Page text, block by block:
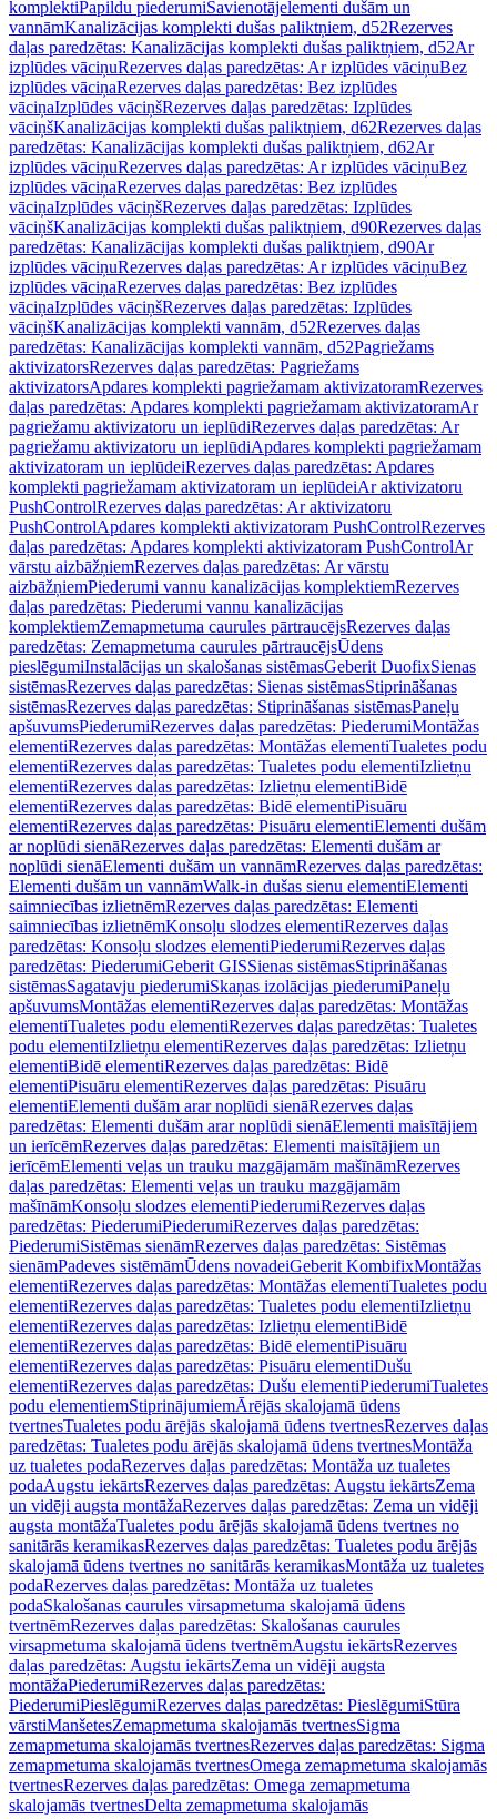
komplektiPapildu piederumiSavienotājelementi dušām un
vannāmKanalizācijas komplekti dušas paliktņiem, d52Rezerves
daļas paredzētas: Kanalizācijas komplekti dušas paliktņiem, d52Ar
izplūdes vāciņuRezerves daļas paredzētas: Ar izplūdes vāciņuBez
izplūdes vāciņaRezerves daļas paredzētas: Bez izplūdes
vāciņaIzplūdes vāciņšRezerves daļas paredzētas: Izplūdes
vāciņšKanalizācijas komplekti dušas paliktņiem, d62Rezerves daļas
paredzētas: Kanalizācijas komplekti dušas paliktņiem, d62Ar
izplūdes vāciņuRezerves daļas paredzētas: Ar izplūdes vāciņuBez
izplūdes vāciņaRezerves daļas paredzētas: Bez izplūdes
vāciņaIzplūdes vāciņšRezerves daļas paredzētas: Izplūdes
vāciņšKanalizācijas komplekti dušas paliktņiem, d90Rezerves daļas
paredzētas: Kanalizācijas komplekti dušas paliktņiem, d90Ar
izplūdes vāciņuRezerves daļas paredzētas: Ar izplūdes vāciņuBez
izplūdes vāciņaRezerves daļas paredzētas: Bez izplūdes
vāciņaIzplūdes vāciņšRezerves daļas paredzētas: Izplūdes
vāciņšKanalizācijas komplekti vannām, d52Rezerves daļas
paredzētas: Kanalizācijas komplekti vannām, d52Pagriežams
aktivizatorsRezerves daļas paredzētas: Pagriežams
aktivizatorsApdares komplekti pagriežamam aktivizatoramRezerves
daļas paredzētas: Apdares komplekti pagriežamam aktivizatoramAr
pagriežamu aktivizatoru un ieplūdiRezerves daļas paredzētas: Ar
pagriežamu aktivizatoru un ieplūdiApdares komplekti pagriežamam
aktivizatoram un ieplūdeiRezerves daļas paredzētas: Apdares
komplekti pagriežamam aktivizatoram un ieplūdeiAr aktivizatoru
PushControlRezerves daļas paredzētas: Ar aktivizatoru
PushControlApdares komplekti aktivizatoram PushControlRezerves
daļas paredzētas: Apdares komplekti aktivizatoram PushControlAr
vārstu aizbāžņiemRezerves daļas paredzētas: Ar vārstu
aizbāžņiemPiederumi vannu kanalizācijas komplektiemRezerves
daļas paredzētas: Piederumi vannu kanalizācijas
komplektiemZemapmetuma caurules pārtraucējsRezerves daļas
paredzētas: Zemapmetuma caurules pārtraucējsŪdens
pieslēgumiInstalācijas un skalošanas sistēmasGeberit DuofixSienas
sistēmasRezerves daļas paredzētas: Sienas sistēmasStiprināšanas
sistēmasRezerves daļas paredzētas: Stiprināšanas sistēmasPaneļu
apšuvumsPiederumiRezerves daļas paredzētas: PiederumiMontāžas
elementiRezerves daļas paredzētas: Montāžas elementiTualetes podu
elementiRezerves daļas paredzētas: Tualetes podu elementiIzlietņu
elementiRezerves daļas paredzētas: Izlietņu elementiBidē
elementiRezerves daļas paredzētas: Bidē elementiPisuāru
elementiRezerves daļas paredzētas: Pisuāru elementiElementi dušām
ar noplūdi sienāRezerves daļas paredzētas: Elementi dušām ar
noplūdi sienāElementi dušām un vannāmRezerves daļas paredzētas:
Elementi dušām un vannāmWalk-in dušas sienu elementiElementi
saimniecības izlietnēmRezerves daļas paredzētas: Elementi
saimniecības izlietnēmKonsoļu slodzes elementiRezerves daļas
paredzētas: Konsoļu slodzes elementiPiederumiRezerves daļas
paredzētas: PiederumiGeberit GISSienas sistēmasStiprināšanas
sistēmasSagatavju piederumiSkaņas izolācijas piederumiPaneļu
apšuvumsMontāžas elementiRezerves daļas paredzētas: Montāžas
elementiTualetes podu elementiRezerves daļas paredzētas: Tualetes
podu elementiIzlietņu elementiRezerves daļas paredzētas: Izlietņu
elementiBidē elementiRezerves daļas paredzētas: Bidē
elementiPisuāru elementiRezerves daļas paredzētas: Pisuāru
elementiElementi dušām arar noplūdi sienāRezerves daļas
paredzētas: Elementi dušām arar noplūdi sienāElementi maisītājiem
un ierīcēmRezerves daļas paredzētas: Elementi maisītājiem un
ierīcēmElementi veļas un trauku mazgājamām mašīnāmRezerves
daļas paredzētas: Elementi veļas un trauku mazgājamām
mašīnāmKonsoļu slodzes elementiPiederumiRezerves daļas
paredzētas: PiederumiPiederumiRezerves daļas paredzētas:
PiederumiSistēmas sienāmRezerves daļas paredzētas: Sistēmas
sienāmPadeves sistēmāmŪdens novadeiGeberit KombifixMontāžas
elementiRezerves daļas paredzētas: Montāžas elementiTualetes podu
elementiRezerves daļas paredzētas: Tualetes podu elementiIzlietņu
elementiRezerves daļas paredzētas: Izlietņu elementiBidē
elementiRezerves daļas paredzētas: Bidē elementiPisuāru
elementiRezerves daļas paredzētas: Pisuāru elementiDušu
elementiRezerves daļas paredzētas: Dušu elementiPiederumiTualetes
podu elementiemStiprinājumiemĀrējās skalojamā ūdens
tvertnesTualetes podu ārējās skalojamā ūdens tvertnesRezerves daļas
paredzētas: Tualetes podu ārējās skalojamā ūdens tvertnesMontāža
uz tualetes podaRezerves daļas paredzētas: Montāža uz tualetes
podaAugstu iekārtsRezerves daļas paredzētas: Augstu iekārtsZema
un vidēji augsta montāžaRezerves daļas paredzētas: Zema un vidēji
augsta montāžaTualetes podu ārējās skalojamā ūdens tvertnes no
sanitārās keramikasRezerves daļas paredzētas: Tualetes podu ārējās
skalojamā ūdens tvertnes no sanitārās keramikasMontāža uz tualetes
podaRezerves daļas paredzētas: Montāža uz tualetes
podaSkalošanas caurules virsapmetuma skalojamā ūdens
tvertnēmRezerves daļas paredzētas: Skalošanas caurules
virsapmetuma skalojamā ūdens tvertnēmAugstu iekārtsRezerves
daļas paredzētas: Augstu iekārtsZema un vidēji augsta
montāžaPiederumiRezerves daļas paredzētas:
PiederumiPieslēgumiRezerves daļas paredzētas: PieslēgumiStūra
vārstiManšetesZemapmetuma skalojamās tvertnesSigma
zemapmetuma skalojamās tvertnesRezerves daļas paredzētas: Sigma
zemapmetuma skalojamās tvertnesOmega zemapmetuma skalojamās
tvertnesRezerves daļas paredzētas: Omega zemapmetuma
skalojamās tvertnesDelta zemapmetuma skalojamās